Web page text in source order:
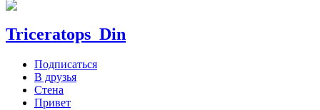
Triceratops_Din
Подписаться
В друзья
Стена
Привет